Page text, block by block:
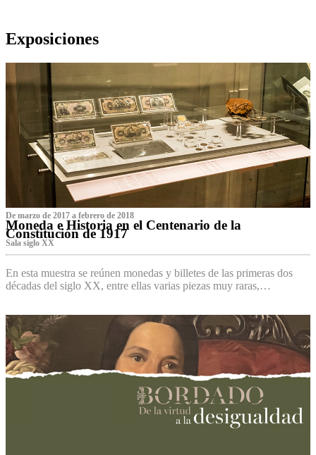
Exposiciones
De marzo de 2017 a febrero de 2018
Moneda e Historia en el Centenario de la
Constitución de 1917
Sala siglo XX
En esta muestra se reúnen monedas y billetes de las primeras dos
décadas del siglo XX, entre ellas varias piezas muy raras,…